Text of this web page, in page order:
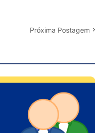
Próxima Postagem